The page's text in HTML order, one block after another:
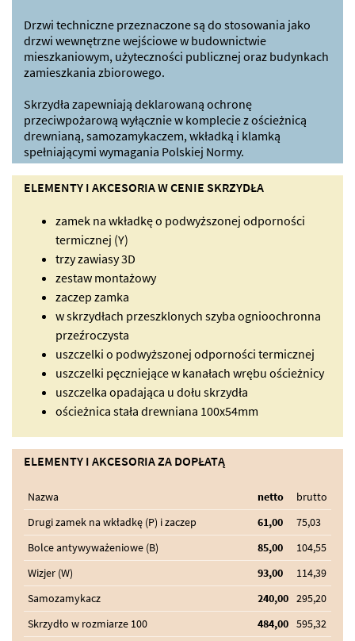
Drzwi techniczne przeznaczone są do stosowania jako
drzwi wewnętrzne wejściowe w budownictwie
mieszkaniowym, użyteczności publicznej oraz budynkach
zamieszkania zbiorowego.
Skrzydła zapewniają deklarowaną ochronę
przeciwpożarową wyłącznie w komplecie z ościeżnicą
drewnianą, samozamykaczem, wkładką i klamką
spełniającymi wymagania Polskiej Normy.
ELEMENTY I AKCESORIA W CENIE SKRZYDŁA
zamek na wkładkę o podwyższonej odporności
termicznej (Y)
trzy zawiasy 3D
zestaw montażowy
zaczep zamka
w skrzydłach przeszklonych szyba ognioochronna
przeźroczysta
uszczelki o podwyższonej odporności termicznej
uszczelki pęczniejące w kanałach wrębu ościeżnicy
uszczelka opadająca u dołu skrzydła
ościeżnica stała drewniana 100x54mm
ELEMENTY I AKCESORIA ZA DOPŁATĄ
Nazwa netto
brutto
Drugi zamek na wkładkę (P) i zaczep
61,00
75,03
Bolce antywyważeniowe (B)
85,00
104,55
Wizjer (W)
93,00
114,39
Samozamykacz
240,00 295,20
Skrzydło w rozmiarze 100
484,00 595,32